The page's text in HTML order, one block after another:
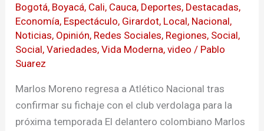
Bogotá, Boyacá, Cali, Cauca, Deportes, Destacadas,
Economía, Espectáculo, Girardot, Local, Nacional,
Noticias, Opinión, Redes Sociales, Regiones, Social,
Social,Variedades,Vida Moderna,video / Pablo
Suarez
Marlos Moreno regresa a Atlético Nacional tras
confirmar su fichaje con el club verdolaga para la
próxima temporada El delantero colombiano Marlos
con
Atlético
Nacional